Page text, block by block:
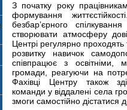
З початку року
формування
безбар’єрного
створювати атмосферу
Центрі регулярно проходять
розвитку навичок
співпрацює з освітніми,
громади, реагуючи на
Фахівці Центру також
команди у віддалені села
змоги самостійно дістатися